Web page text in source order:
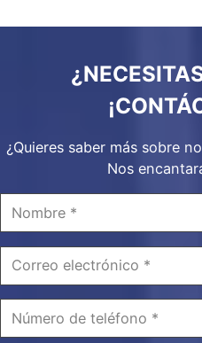
¿Quieres saber más sobre
Nos